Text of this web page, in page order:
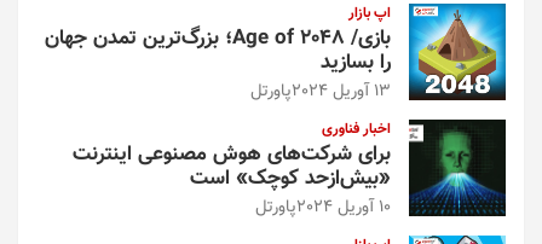
اپ بازار
بازی/ Age of 2048؛ بزرگ‌ترین تمدن جهان
را بسازید
13 آوریل 2024 پاورتل
اخبار فناوری
برای شرکت‌های هوش مصنوعی اینترنت
«بیش‌از‌حد کوچک» است
10 آوریل 2024 پاورتل